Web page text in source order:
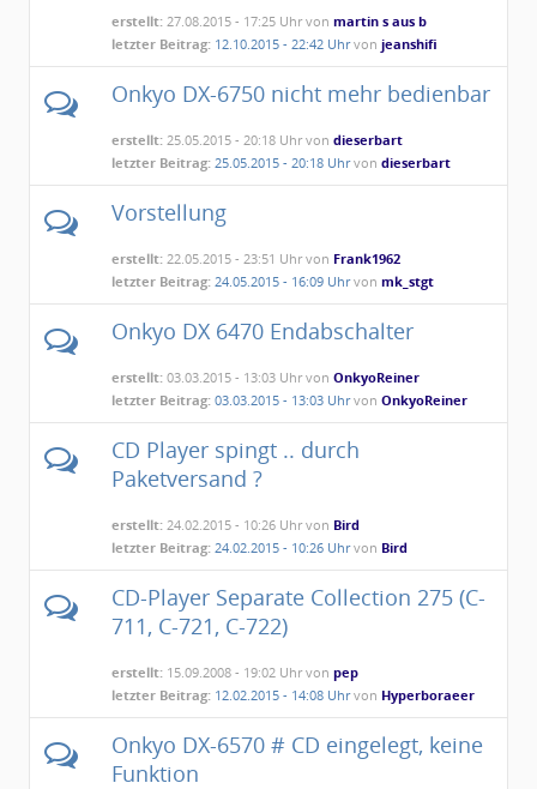
erstellt: 27.08.2015 - 17:25 Uhr vonmartin s aus b
letzter Beitrag: 12.10.2015 - 22:42 Uhrvonjeanshifi
Onkyo DX-6750 nicht mehr bedienbar
erstellt: 25.05.2015 - 20:18 Uhr vondieserbart
letzter Beitrag: 25.05.2015 - 20:18 Uhrvondieserbart
Vorstellung
erstellt: 22.05.2015 - 23:51 Uhr von Frank1962
letzter Beitrag: 24.05.2015 - 16:09 Uhrvonmk_stgt
Onkyo DX 6470 Endabschalter
erstellt: 03.03.2015 - 13:03 Uhr vonOnkyoReiner
letzter Beitrag: 03.03.2015 - 13:03 UhrvonOnkyoReiner
CD Player spingt .. durch
Paketversand ?
erstellt: 24.02.2015 - 10:26 Uhr von Bird
letzter Beitrag: 24.02.2015 - 10:26 Uhrvon Bird
CD-Player Separate Collection 275 (C-
711, C-721, C-722)
erstellt: 15.09.2008 - 19:02 Uhr vonpep
letzter Beitrag: 12.02.2015 - 14:08 Uhrvon Hyperboraeer
Onkyo DX-6570 # CD eingelegt, keine
Funktion